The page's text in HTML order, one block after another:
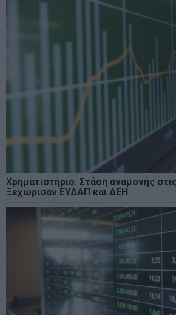
Χρηματιστήριο: Στάση αναμονής
Ξεχώρισαν ΕΥΔΑΠ και ΔΕΗ